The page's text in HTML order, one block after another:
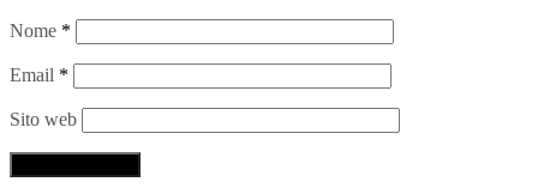
Nome *
Email *
Sito web